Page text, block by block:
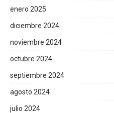
enero 2025
diciembre 2024
noviembre 2024
octubre 2024
septiembre 2024
agosto 2024
julio 2024